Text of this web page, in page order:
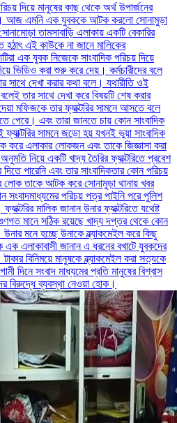
দিয়ে মানুষের কাছ থেকে অর্থ উপার্জনের
আজ এমনি এক যুবককে আটক করলো সোনামুড়া
তামসাবাড়ি এলাকায় একটি বেকারির
হঠাৎ এই কাউকে না জানে মালিকের
এক যুবক নিজেকে সাংবাদিক পরিচয় দিয়ে
ভিডিও করা শুরু করে দেয়। কর্মচারীদের বলে
সাথে দেখা করার কথা বলে। যথারীতি ওই
তার সাথে দেখা করে বিষয়টি শেষ করার
মফিজকে তার ফ্যাক্টরির সামনে আসতে বলে
পেরে। এবং তারা জানতে চায় কোন সাংবাদিক
সামনে জড়ো হয় যখনই ভুয়া সাংবাদিক
এলাকার লোকজন এবং তাকে জিজ্ঞাসা করা
নিয়ে একটি খাদ্য তৈরির ফ্যাক্টরিতে প্রবেশ
পারেনি এবং তার সাংবাদিকতার কোন পরিচয়
লোক তাকে আটক করে সোনামুড়া থানায় খবর
পরিচয় পত্র পাইনি পরে পুলিশ
মালিক জানান উনার ফ্যাক্টরিতে যথেষ্ট
মানে সঠিক রয়েছে খাদ্য দপ্তর থেকে কোন
মনে হচ্ছে উনাকে ব্ল্যাকমেইল করে কিছু
এক এলাকাবাসী জানান এ ধরনের বখাটে যুবকদের
বিনিময়ে মানুষকে ব্ল্যাকমেইল করা সত্যকে
দিনে সংবাদ মাধ্যমের প্রতি মানুষের বিশ্বাস
বিরুদ্ধে ব্যবস্থা নেওয়া হোক।